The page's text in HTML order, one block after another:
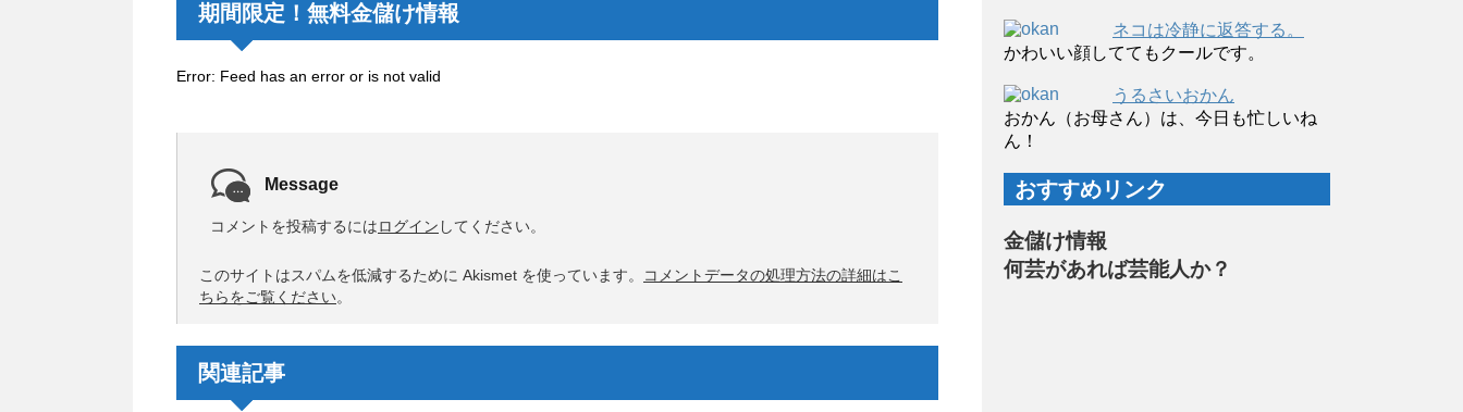
期間限定！無料金儲け情報
Error: Feed has an error or is not valid
Message
コメントを投稿するにはログイン してください。
このサイトはスパムを低減するために Akismet を使っています。
コメントデータの処理方法の詳細はこ
ちらをご覧ください。
関連記事
ネコは冷静に返答する。
かわいい顔しててもクールです。
うるさいおかん
おかん（お母さん）は、今日も忙しいね
ん！
おすすめリンク
金儲け情報
何芸があれば芸能人か？